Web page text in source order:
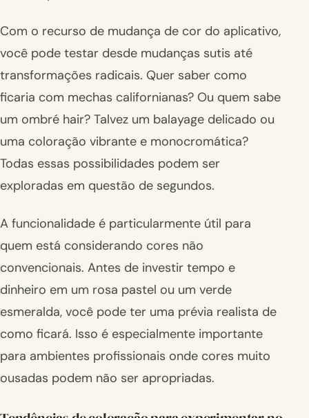
Com o recurso de mudança de cor do aplicativo,
você pode testar desde mudanças sutis até
transformações radicais. Quer saber como
ficaria com mechas californianas? Ou quem sabe
um ombré hair? Talvez um balayage delicado ou
uma coloração vibrante e monocromática?
Todas essas possibilidades podem ser
exploradas em questão de segundos.
A funcionalidade é particularmente útil para
quem está considerando cores não
convencionais. Antes de investir tempo e
dinheiro em um rosa pastel ou um verde
esmeralda, você pode ter uma prévia realista de
como ficará. Isso é especialmente importante
para ambientes profissionais onde cores muito
ousadas podem não ser apropriadas.